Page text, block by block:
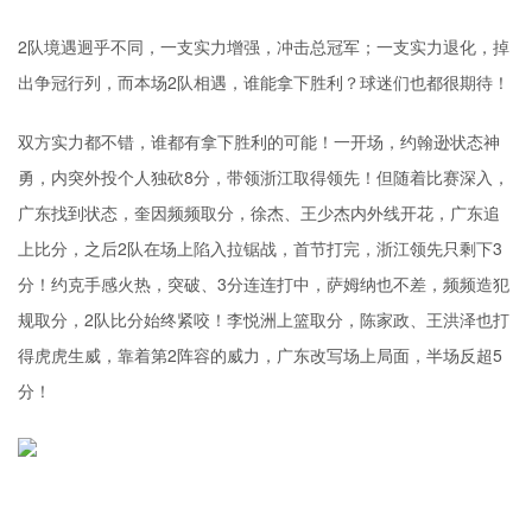
2队境遇迥乎不同，一支实力增强，冲击总冠军；一支实力退化，掉
出争冠行列，而本场2队相遇，谁能拿下胜利？球迷们也都很期待！
双方实力都不错，谁都有拿下胜利的可能！一开场，约翰逊状态神
勇，内突外投个人独砍8分，带领浙江取得领先！但随着比赛深入，
广东找到状态，奎因频频取分，徐杰、王少杰内外线开花，广东追
上比分，之后2队在场上陷入拉锯战，首节打完，浙江领先只剩下3
分！约克手感火热，突破、3分连连打中，萨姆纳也不差，频频造犯
规取分，2队比分始终紧咬！李悦洲上篮取分，陈家政、王洪泽也打
得虎虎生威，靠着第2阵容的威力，广东改写场上局面，半场反超5
分！